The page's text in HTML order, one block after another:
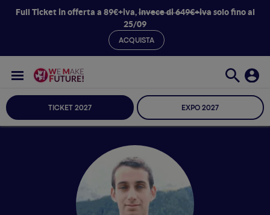
Full Ticket in offerta a 89€+iva,invece di 649€+ivasolo fino al
25/09
ACQUISTA
TICKET 2027 EXPO 2027